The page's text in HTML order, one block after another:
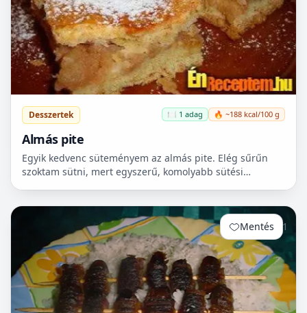
Desszertek 🍽️ 1 adag 🔥 ~188 kcal/100 g
Almás pite
Egyik kedvenc süteményem az almás pite. Elég sűrűn
szoktam sütni, mert egyszerű, komolyabb sütési
Mentés 1